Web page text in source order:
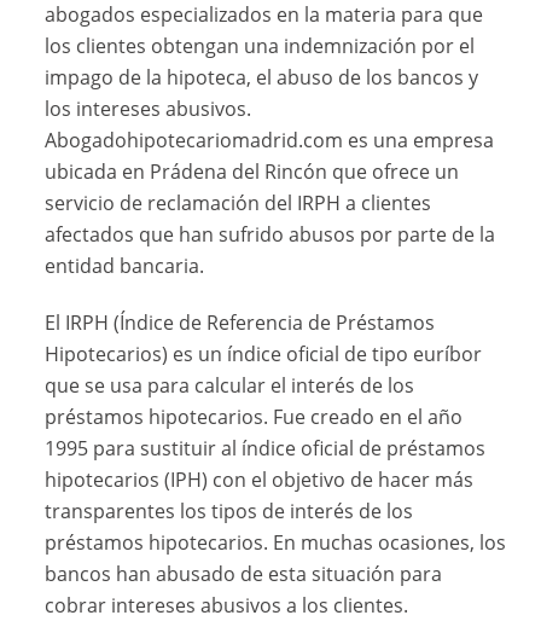
abogados especializados en la materia para que
los clientes obtengan una indemnización por el
impago de la hipoteca, el abuso de los bancos y
los intereses abusivos.
Abogadohipotecariomadrid.com es una empresa
ubicada en Prádena del Rincón que ofrece un
servicio de reclamación del IRPH a clientes
afectados que han sufrido abusos por parte de la
entidad bancaria.
El IRPH (Índice de Referencia de Préstamos
Hipotecarios) es un índice oficial de tipo euríbor
que se usa para calcular el interés de los
préstamos hipotecarios. Fue creado en el año
1995 para sustituir al índice oficial de préstamos
hipotecarios (IPH) con el objetivo de hacer más
transparentes los tipos de interés de los
préstamos hipotecarios. En muchas ocasiones, los
bancos han abusado de esta situación para
cobrar intereses abusivos a los clientes.